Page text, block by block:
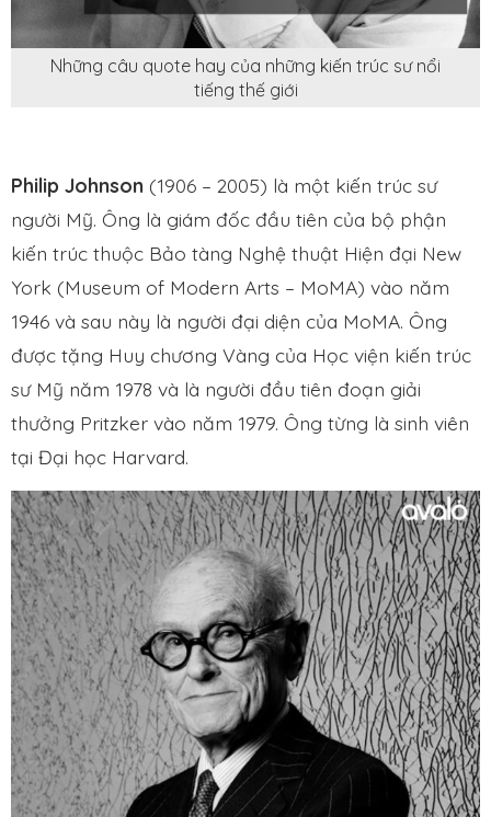
Những câu quote hay của những kiến trúc sư nổi
tiếng thế giới
Philip Johnson (1906 – 2005) là một kiến trúc sư
người Mỹ. Ông là giám đốc đầu tiên của bộ phận
kiến trúc thuộc Bảo tàng Nghệ thuật Hiện đại New
York (Museum of Modern Arts – MoMA) vào năm
1946 và sau này là người đại diện của MoMA. Ông
được tặng Huy chương Vàng của Học viện kiến trúc
sư Mỹ năm 1978 và là người đầu tiên đoạn giải
thưởng Pritzker vào năm 1979. Ông từng là sinh viên
tại Đại học Harvard.